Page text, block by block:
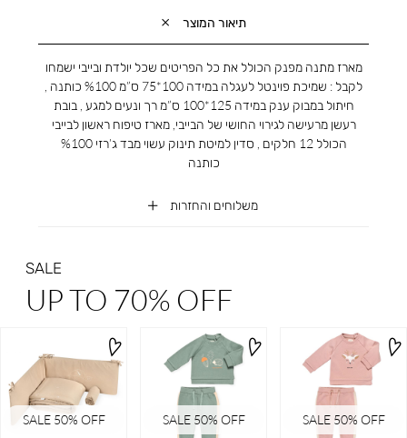
תיאור המוצר
משלוחים והחזרות
מארז מתנה מפנק הכולל את כל הפריטים שכל יולדת ובייבי ישמחו
לקבל : שמיכת פוינטל לעגלה במידה 100*75 ס”מ %100 כותנה ,
חיתול במבוק ענק במידה 125*100 ס”מ רך ונעים למגע , בובת
רעשן מרעישה לגירוי החושי של הבייבי, מארז טיפוח ראשון לבייבי
הכולל 12 חלקים , סדין למיטת תינוק עשוי מבד ג’רזי %100
כותנה
SALE
UP TO 70% OFF
SALE 50% OFF SALE 50% OFF SALE 50% OFF